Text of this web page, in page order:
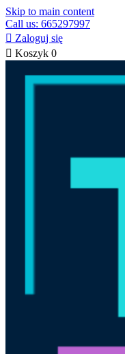
Skip to main content
Call us: 665297997
 Zaloguj się
 Koszyk 0